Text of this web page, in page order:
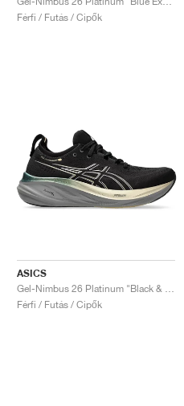
Férfi / Futás / Cipők
ASICS
Férfi / Futás / Cipők